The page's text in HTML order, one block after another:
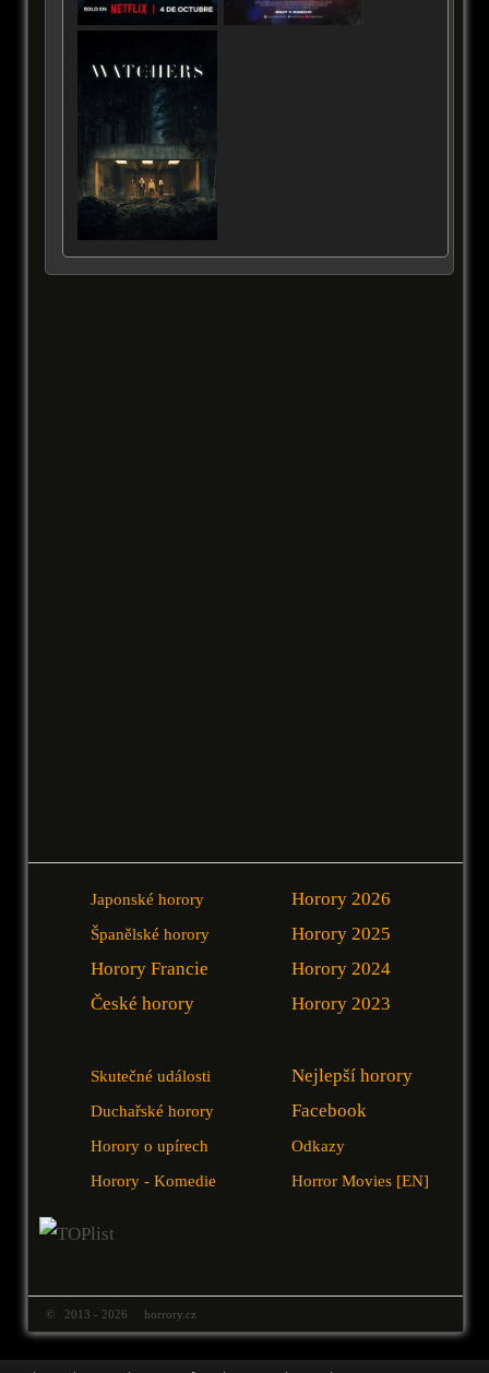
Japonské horory
Španělské horory
Horory Francie
České horory
Horory 2026
Horory 2025
Horory 2024
Horory 2023
Skutečné události
Duchařské horory
Horory o upírech
Horory - Komedie
Nejlepší horory
Facebook
Odkazy
Horror Movies [EN]
© 2013 - 2026 horrory.cz